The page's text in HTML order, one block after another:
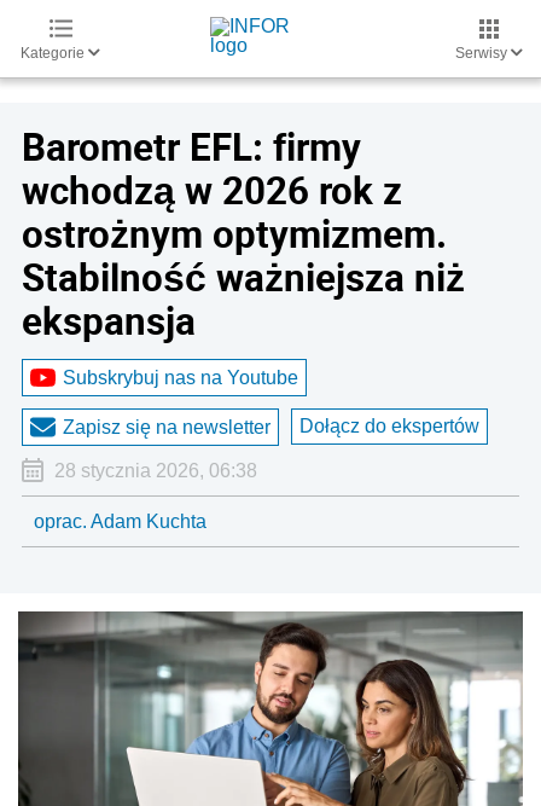
Kategorie Serwisy
Barometr EFL: firmy
wchodzą w 2026 rok z
ostrożnym optymizmem.
Stabilność ważniejsza niż
ekspansja
Subskrybuj nas na Youtube
Zapisz się na newsletter Dołącz do ekspertów
28 stycznia 2026, 06:38
oprac. Adam Kuchta